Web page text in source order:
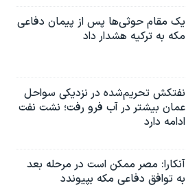
یک مقام حوثی‌ها پس از پیمان دفاعی
مکه به ترکیه هشدار داد
نفتکش تحریم‌شده در نزدیکی سواحل
عمان بیشتر در آب فرو رفت؛ نشت نفت
ادامه دارد
آنکارا: مصر ممکن است در مرحله بعد
به توافق دفاعی مکه بپیوندد